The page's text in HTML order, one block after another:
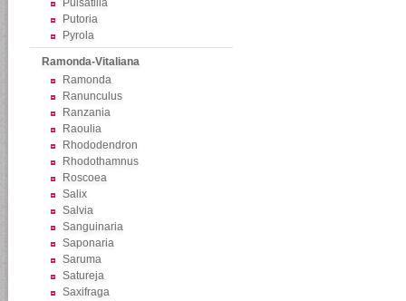
Pulsatilla
Putoria
Pyrola
Ramonda-Vitaliana
Ramonda
Ranunculus
Ranzania
Raoulia
Rhododendron
Rhodothamnus
Roscoea
Salix
Salvia
Sanguinaria
Saponaria
Saruma
Satureja
Saxifraga